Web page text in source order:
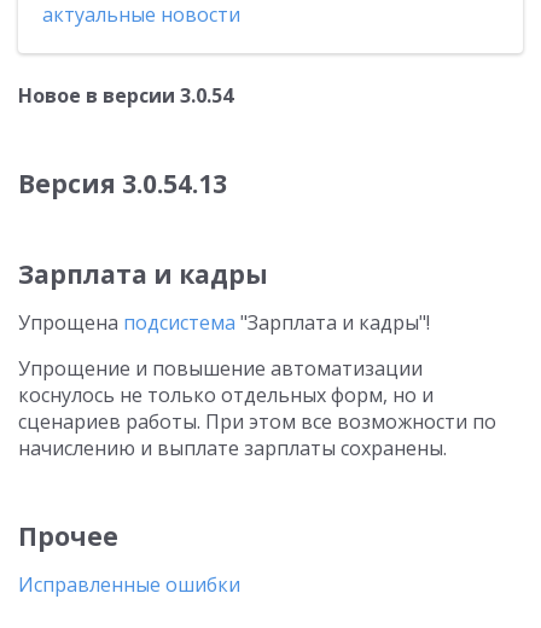
актуальные новости
Новое в версии 3.0.54
Версия 3.0.54.13
Зарплата и кадры
Упрощена подсистема "Зарплата и кадры"!
Упрощение и повышение автоматизации
коснулось не только отдельных форм, но и
сценариев работы. При этом все возможности по
начислению и выплате зарплаты сохранены.
Прочее
Исправленные ошибки